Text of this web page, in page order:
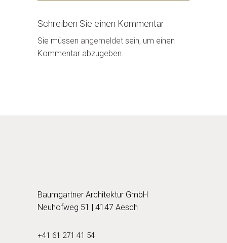
Schreiben Sie einen Kommentar
Sie müssen angemeldet sein, um einen
Kommentar abzugeben.
Baumgartner Architektur GmbH
Neuhofweg 51 | 4147 Aesch
+41 61 271 41 54